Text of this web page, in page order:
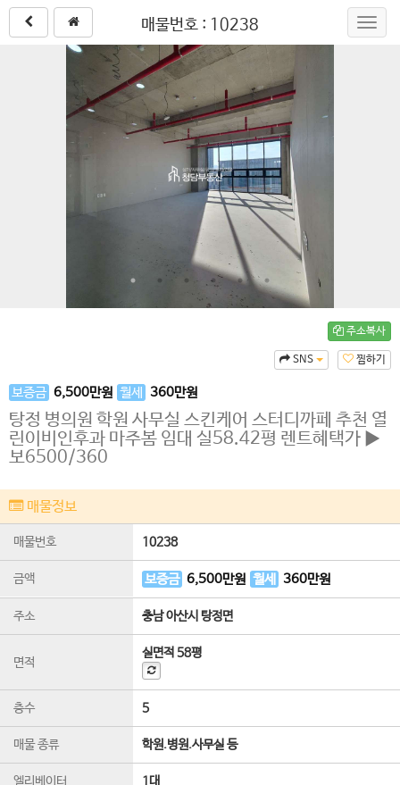
매물번호 : 10238
주소복사
찜하기
SNS
보증금 6,500만원 월세 360만원
탕정 병의원 학원 사무실 스킨케어 스터디까페 추천 열
린이비인후과 마주봄 임대 실58.42평 렌트혜택가 ▶
보6500/360
매물정보
매물번호 10238
금액 보증금 6,500만원 월세 360만원
주소 충남 아산시 탕정면
면적
실면적58평
층수 5
매물 종류 학원.병원.사무실 등
엘리베이터 1 대